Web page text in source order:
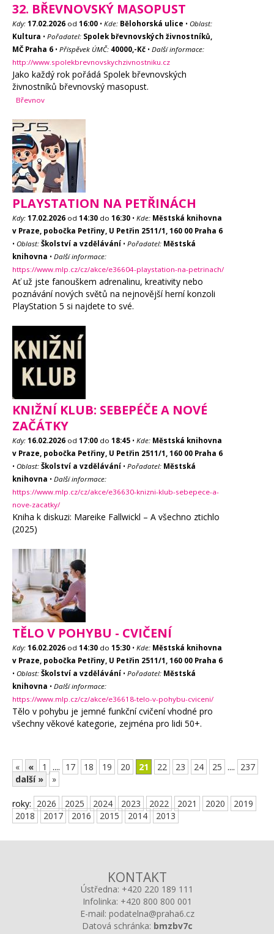
32. BŘEVNOVSKÝ MASOPUST
Kdy: 17.02.2026 od 16:00 • Kde: Bělohorská ulice • Oblast:
Kultura • Pořadatel: Spolek břevnovských živnostníků,
MČ Praha 6 • Příspěvek ÚMČ: 40000,-Kč • Další informace:
http://www.spolekbrevnovskychzivnostniku.cz
Jako každý rok pořádá Spolek břevnovských
živnostníků břevnovský masopust.
Břevnov
PLAYSTATION NA PETŘINÁCH
Kdy: 17.02.2026 od 14:30 do 16:30 • Kde: Městská knihovna
v Praze, pobočka Petřiny, U Petřin 2511/1, 160 00 Praha 6
• Oblast: Školství a vzdělávání • Pořadatel: Městská
knihovna • Další informace:
https://www.mlp.cz/cz/akce/e36604-playstation-na-petrinach/
Ať už jste fanouškem adrenalinu, kreativity nebo
poznávání nových světů na nejnovější herní konzoli
PlayStation 5 si najdete to své.
KNIŽNÍ KLUB: SEBEPÉČE A NOVÉ
ZAČÁTKY
Kdy: 16.02.2026 od 17:00 do 18:45 • Kde: Městská knihovna
v Praze, pobočka Petřiny, U Petřin 2511/1, 160 00 Praha 6
• Oblast: Školství a vzdělávání • Pořadatel: Městská
knihovna • Další informace:
https://www.mlp.cz/cz/akce/e36630-knizni-klub-sebepece-a-
nove-zacatky/
Kniha k diskuzi: Mareike Fallwickl – A všechno ztichlo
(2025)
TĚLO V POHYBU - CVIČENÍ
Kdy: 16.02.2026 od 14:30 do 15:30 • Kde: Městská knihovna
v Praze, pobočka Petřiny, U Petřin 2511/1, 160 00 Praha 6
• Oblast: Školství a vzdělávání • Pořadatel: Městská
knihovna • Další informace:
https://www.mlp.cz/cz/akce/e36618-telo-v-pohybu-cviceni/
Tělo v pohybu je jemné funkční cvičení vhodné pro
všechny věkové kategorie, zejména pro lidi 50+.
« « 1 .... 17 18 19 20 21 22 23 24 25 .... 237
další »
»
roky: 2026 2025 2024 2023 2022 2021 2020
2019
2018
2017 2016 2015 2014 2013
KONTAKT
Ústředna: +420 220 189 111
Infolinka: +420 800 800 001
E-mail: podatelna@praha6.cz
Datová schránka: bmzbv7c